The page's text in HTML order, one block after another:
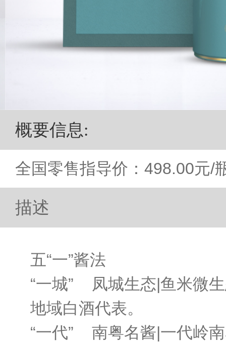
概要信息:
全国零售指导价：498.00元/
描述
五“一”酱法
“一城” 凤城生态|鱼米微
地域白酒代表。
“一代” 南粤名酱|一代岭